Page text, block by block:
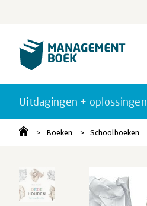
Uitdagingen + oplossingen
Boeken Schoolboeken